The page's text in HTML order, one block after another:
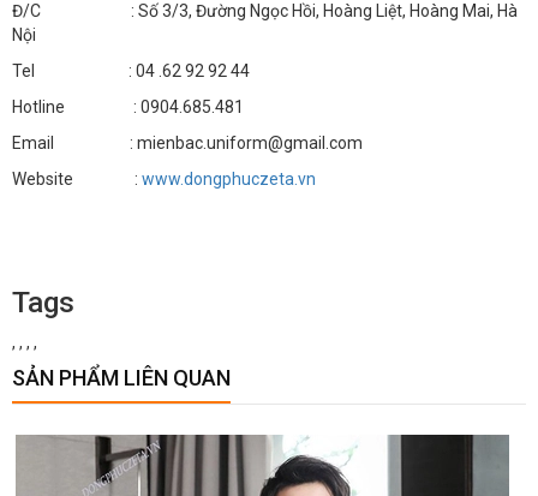
Đ/C : Số 3/3, Đường Ngọc Hồi, Hoàng Liệt, Hoàng Mai, Hà
Nội
Tel : 04 .62 92 92 44
Hotline : 0904.685.481
Email : mienbac.uniform@gmail.com
Website : www.dongphuczeta.vn
Tags
, , , ,
SẢN PHẨM LIÊN QUAN